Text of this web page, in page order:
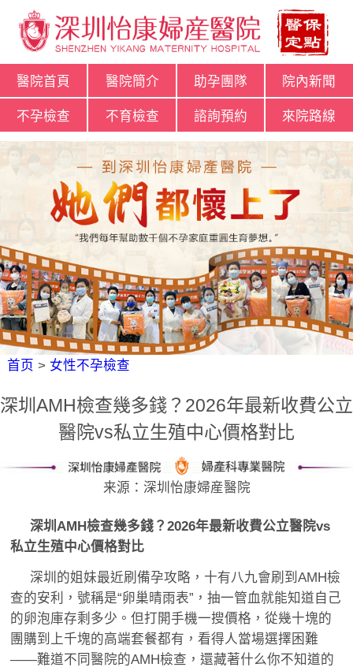
醫院首頁 醫院簡介 助孕團隊 院內新聞
不孕檢查 不育檢查 諮詢預約 來院路線
首页 > 女性不孕檢查
深圳AMH檢查幾多錢？2026年最新收費公立
醫院vs私立生殖中心價格對比
来源：深圳怡康婦産醫院
深圳AMH檢查幾多錢？2026年最新收費公立醫院vs
私立生殖中心價格對比
深圳的姐妹最近刷備孕攻略，十有八九會刷到AMH檢
查的安利，號稱是“卵巢晴雨表”，抽一管血就能知道自己
的卵泡庫存剩多少。但打開手機一搜價格，從幾十塊的
團購到上千塊的高端套餐都有，看得人當場選擇困難
——難道不同醫院的AMH檢查，還藏著什么你不知道的